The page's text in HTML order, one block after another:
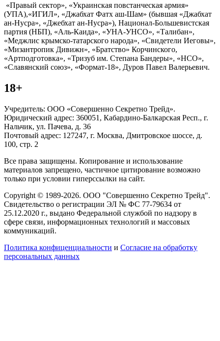
«Правый сектор», «Украинская повстанческая армия»
(УПА),«ИГИЛ», «Джабхат Фатх аш-Шам» (бывшая «Джабхат
ан-Нусра», «Джебхат ан-Нусра»), Национал-Большевистская
партия (НБП), «Аль-Каида», «УНА-УНСО», «Талибан»,
«Меджлис крымско-татарского народа», «Свидетели Иеговы»,
«Мизантропик Дивижн», «Братство» Корчинского,
«Артподготовка», «Тризуб им. Степана Бандеры», «НСО»,
«Славянский союз», «Формат-18», Дуров Павел Валерьевич.
18+
Учредитель: ООО «Совершенно Секретно Трейд».
Юридический адрес: 360051, Кабардино-Балкарская Респ., г.
Нальчик, ул. Пачева, д. 36
Почтовый адрес: 127247, г. Москва, Дмитровское шоссе, д.
100, стр. 2
Все права защищены. Копирование и использование
материалов запрещено, частичное цитирование возможно
только при условии гиперссылки на сайт.
Copyright © 1989-2026. ООО "Совершенно Секретно Трейд".
Свидетельство о регистрации ЭЛ № ФС 77-79634 от
25.12.2020 г., выдано Федеральной службой по надзору в
сфере связи, информационных технологий и массовых
коммуникаций.
Политика конфиценциальности и Согласие на обработку
персональных данных